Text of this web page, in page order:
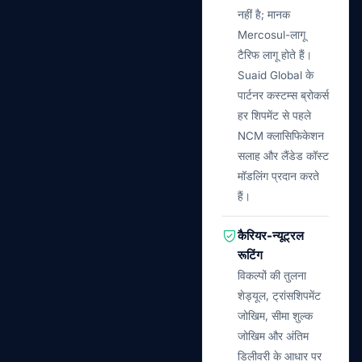
नहीं है; मानक
Mercosul-लागू
टैरिफ लागू होते हैं।
Suaid Global के
पार्टनर कस्टम्स ब्रोकर्स
हर शिपमेंट से पहले
NCM क्लासिफिकेशन
सलाह और लैंडेड कॉस्ट
मॉडलिंग प्रदान करते
हैं।
कैरियर-न्यूट्रल
रूटिंग
विकल्पों की तुलना
शेड्यूल, ट्रांसशिपमेंट
जोखिम, सीमा शुल्क
जोखिम और अंतिम
डिलीवरी के आधार पर